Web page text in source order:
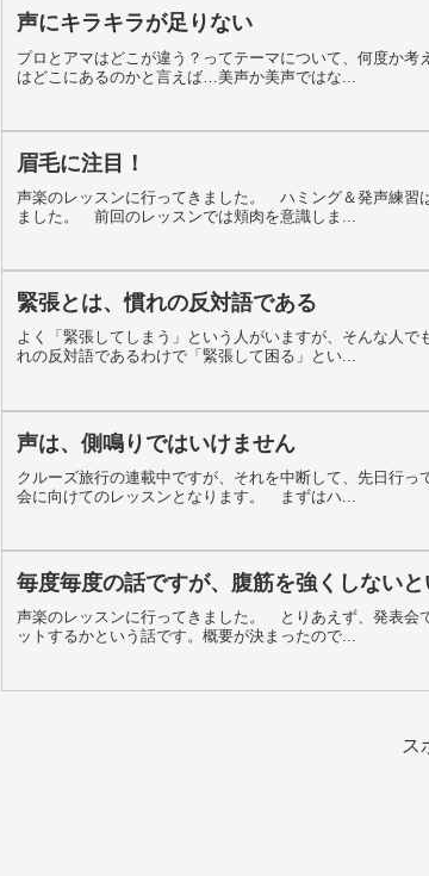
声にキラキラが足りない
プロとアマはどこが違う？ってテーマについて、何度か
はどこにあるのかと言えば…美声か美声ではな...
眉毛に注目！
声楽のレッスンに行ってきました。 ハミング＆発声練習
ました。 前回のレッスンでは頬肉を意識しま...
緊張とは、慣れの反対語である
よく「緊張してしまう」という人がいますが、そんな人
れの反対語であるわけで「緊張して困る」とい...
声は、側鳴りではいけません
クルーズ旅行の連載中ですが、それを中断して、先日行
会に向けてのレッスンとなります。 まずはハ...
毎度毎度の話ですが、腹筋を強くしない
声楽のレッスンに行ってきました。 とりあえず、発表会
ットするかという話です。概要が決まったので...
ス